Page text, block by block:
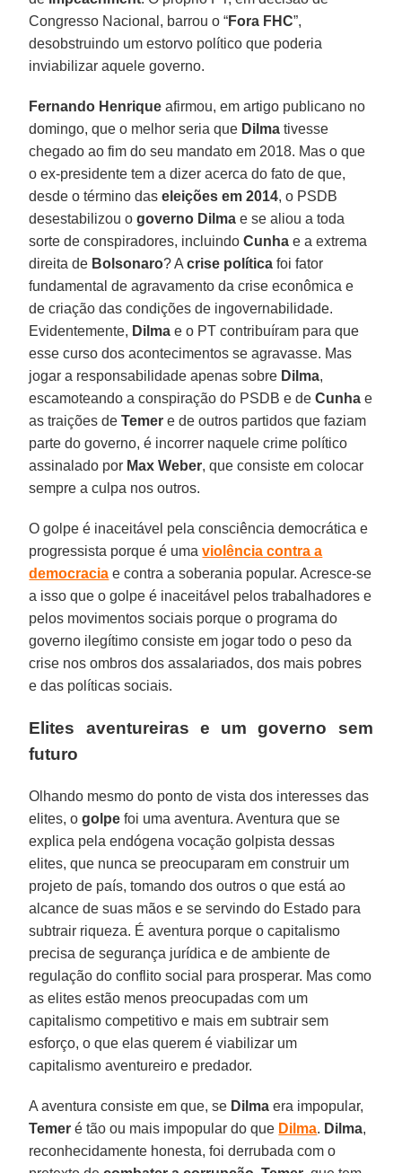
Congresso Nacional, barrou o “Fora FHC”,
desobstruindo um estorvo político que poderia
inviabilizar aquele governo.
Fernando Henrique afirmou, em artigo publicano no
domingo, que o melhor seria que Dilma tivesse
chegado ao fim do seu mandato em 2018. Mas o que
o ex-presidente tem a dizer acerca do fato de que,
desde o término daseleições em 2014, o PSDB
desestabilizou ogoverno Dilma e se aliou a toda
sorte de conspiradores, incluindoCunha e a extrema
direita de Bolsonaro? Acrise política foi fator
fundamental de agravamento da crise econômica e
de criação das condições de ingovernabilidade.
Evidentemente, Dilma e o PT contribuíram para que
esse curso dos acontecimentos se agravasse. Mas
jogar a responsabilidade apenas sobre Dilma,
escamoteando a conspiração do PSDB e deCunha e
as traições deTemer e de outros partidos que faziam
parte do governo, é incorrer naquele crime político
assinalado por Max Weber, que consiste em colocar
sempre a culpa nos outros.
O golpe é inaceitável pela consciência democrática e
progressista porque é umaviolência contra a
democracia e contra a soberania popular. Acresce-se
a isso que o golpe é inaceitável pelos trabalhadores e
pelos movimentos sociais porque o programa do
governo ilegítimo consiste em jogar todo o peso da
crise nos ombros dos assalariados, dos mais pobres
e das políticas sociais.
Elites aventureiras e um governo sem
futuro
Olhando mesmo do ponto de vista dos interesses das
elites, ogolpe foi uma aventura. Aventura que se
explica pela endógena vocação golpista dessas
elites, que nunca se preocuparam em construir um
projeto de país, tomando dos outros o que está ao
alcance de suas mãos e se servindo do Estado para
subtrair riqueza. É aventura porque o capitalismo
precisa de segurança jurídica e de ambiente de
regulação do conflito social para prosperar. Mas como
as elites estão menos preocupadas com um
capitalismo competitivo e mais em subtrair sem
esforço, o que elas querem é viabilizar um
capitalismo aventureiro e predador.
A aventura consiste em que, se Dilma era impopular,
Temer é tão ou mais impopular do que Dilma. Dilma,
reconhecidamente honesta, foi derrubada com o